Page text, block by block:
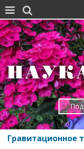
 
Гравитационное